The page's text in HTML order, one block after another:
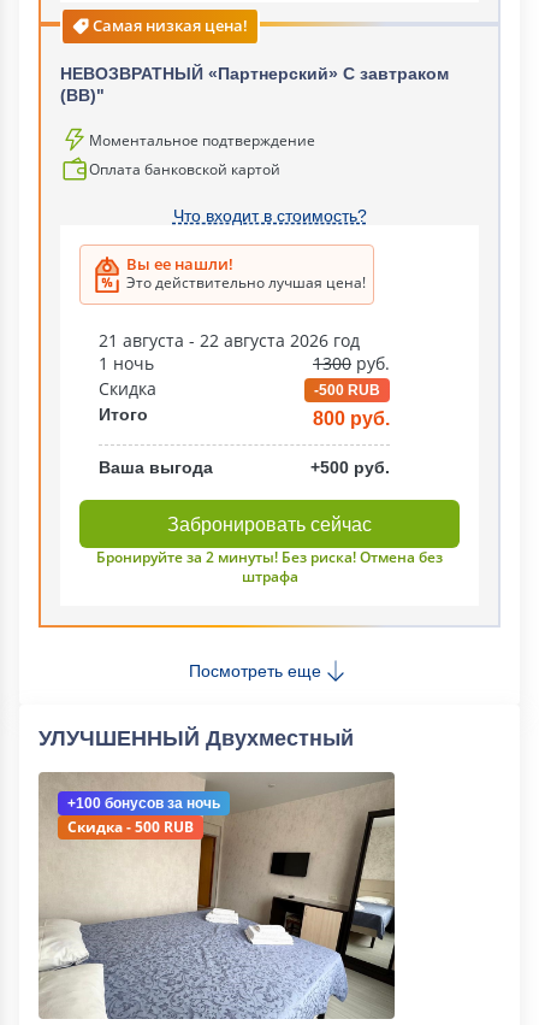
Самая низкая цена!
НЕВОЗВРАТНЫЙ «Партнерский» С завтраком
(ВВ)"
Моментальное подтверждение
Оплата банковской картой
Что входит в стоимость?
Вы ее нашли!
Это действительно лучшая цена!
21 августа - 22 августа 2026 год
1 ночь
1300 руб.
Скидка
-500 RUB
Итого 800 руб.
Ваша выгода +500 руб.
Забронировать сейчас
Бронируйте за 2 минуты! Без риска! Отмена без
штрафа
Посмотреть еще
УЛУЧШЕННЫЙ Двухместный
+100 бонусов за ночь
Скидка - 500 RUB